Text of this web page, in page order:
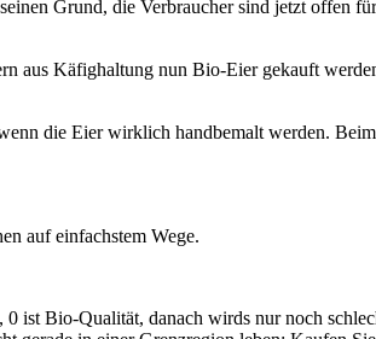
Grund, die Verbraucher sind jetzt offen
aus Käfighaltung nun Bio-Eier gekauft
die Eier wirklich handbemalt werden.
auf einfachstem Wege.
ist Bio-Qualität, danach wirds nur noch